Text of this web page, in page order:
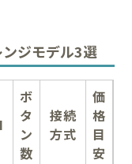
ジモデル3選
ボ
タ
ン
数
接続
方式
価
格
目
安